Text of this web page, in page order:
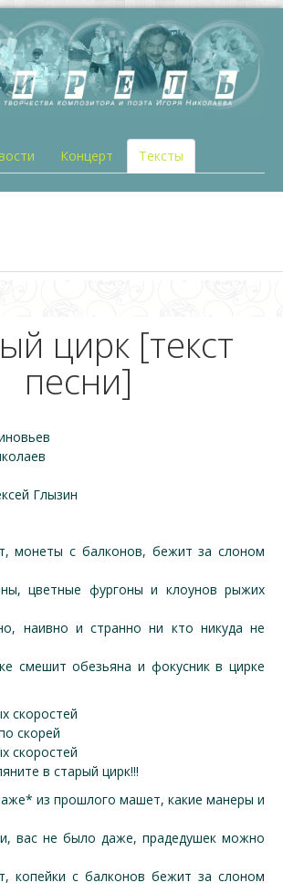
Концерт Тексты
цирк [текст
песни]
Глызин
монеты с балконов, бежит за слоном
цветные фургоны и клоунов рыжих
наивно и странно ни кто никуда не
смешит обезьяна и фокусник в цирке
скоростей
скорей
скоростей
в старый цирк!!!
из прошлого машет, какие манеры и
вас не было даже, прадедушек можно
копейки с балконов бежит за слоном